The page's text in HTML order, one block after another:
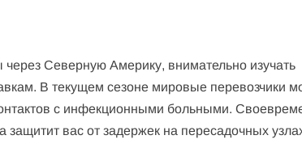
Северную Америку, внимательно изучать
В текущем сезоне мировые перевозчики
с инфекционными больными.
вас от задержек на пересадочных